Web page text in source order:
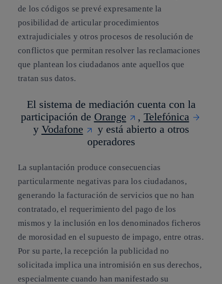
de los códigos se prevé expresamente la
posibilidad de articularprocedimientos
extrajudiciales y otros procesos de resolución de
conflictos que permitan resolver las reclamaciones
que plantean los ciudadanos ante aquellos que
tratan sus datos.
El sistema de mediación cuenta con la
participación de Orange , Telefónica
y Vodafone
y está abierto a otros
operadores
La suplantación produce consecuencias
particularmente negativas para los ciudadanos,
generando la facturación de servicios que no han
contratado, el requerimiento del pago de los
mismos y la inclusión en los denominados ficheros
de morosidad en el supuesto de impago, entre otras.
Por su parte, la recepción la publicidad no
solicitada implica una intromisión en sus derechos,
especialmente cuando han manifestado su